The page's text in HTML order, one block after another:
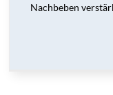
Nachbeben